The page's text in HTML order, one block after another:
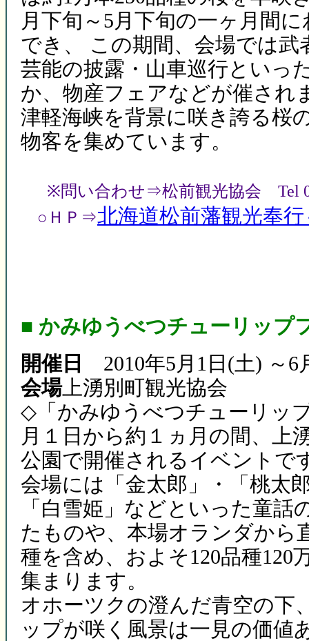
月下旬～5月下旬の一ヶ月間
でき、 この期間、会場では武
芸能の披露・山車巡行といっ
か、物産フェアなどが催され
津軽海峡を背景に咲き誇る桜
物客を集めています。
※問い合わせ⇒松前観光協会 Tel
○ＨＰ⇒北海道松前藩観光奉
■ かみゆうべつチューリップ
開催日
2010年5月1日(土) ～6
会場上湧別町観光協会
◇「かみゆうべつチューリッ
月１日から約１ヵ月の間、上
公園で開催されるイベントで
会場には「金太郎」・「桃太
「白雪姫」などといった童話
たものや、本場オランダから
種を含め、およそ120品種120
集まります。
オホーツクの澄んだ青空の下
ップが咲く風景は一見の価値